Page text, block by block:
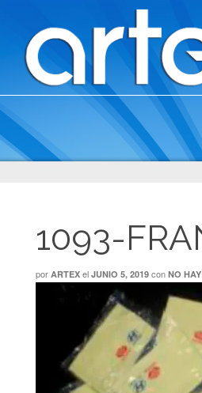
1093-
por ARTEX el JUNIO 5, 2019 con NO